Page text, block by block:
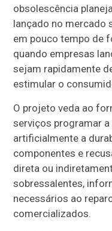
obsolescência
lançado no mercado
em pouco tempo de
quando empresas
sejam rapidamente
estimular o
O projeto veda ao
serviços programar
artificialmente a
componentes e
direta ou
sobressalentes,
necessários ao
comercializados.